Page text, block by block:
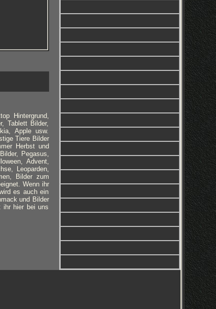
Hintergrund,
Tablett Bilder,
Apple usw.
Tiere Bilder
Herbst und
Pegasus,
Advent,
Leoparden,
Bilder zum
Wenn ihr
es auch ein
und Bilder
ihr hier bei uns